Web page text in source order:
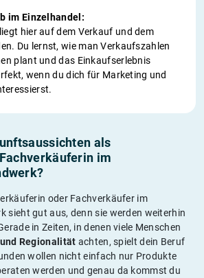
im Einzelhandel:
hier auf dem Verkauf und dem
Du lernst, wie man Verkaufszahlen
plant und das Einkaufserlebnis
wenn du dich für Marketing und
als
im
oder Fachverkäufer im
sieht gut aus, denn sie werden weiterhin
in Zeiten, in denen viele Menschen
Regionalität achten, spielt dein Beruf
wollen nicht einfach nur Produkte
werden und genau da kommst du